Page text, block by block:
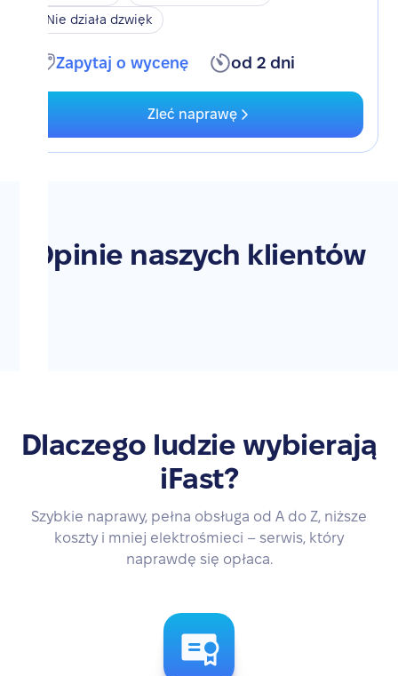
Nie działa dzwięk
Zapytaj o wycenę od 2 dni
Zleć naprawę
Opinie naszych klientów
Dlaczego ludzie wybierają
iFast?
Szybkie naprawy, pełna obsługa od A do Z, niższe
koszty i mniej elektrośmieci – serwis, który
naprawdę się opłaca.